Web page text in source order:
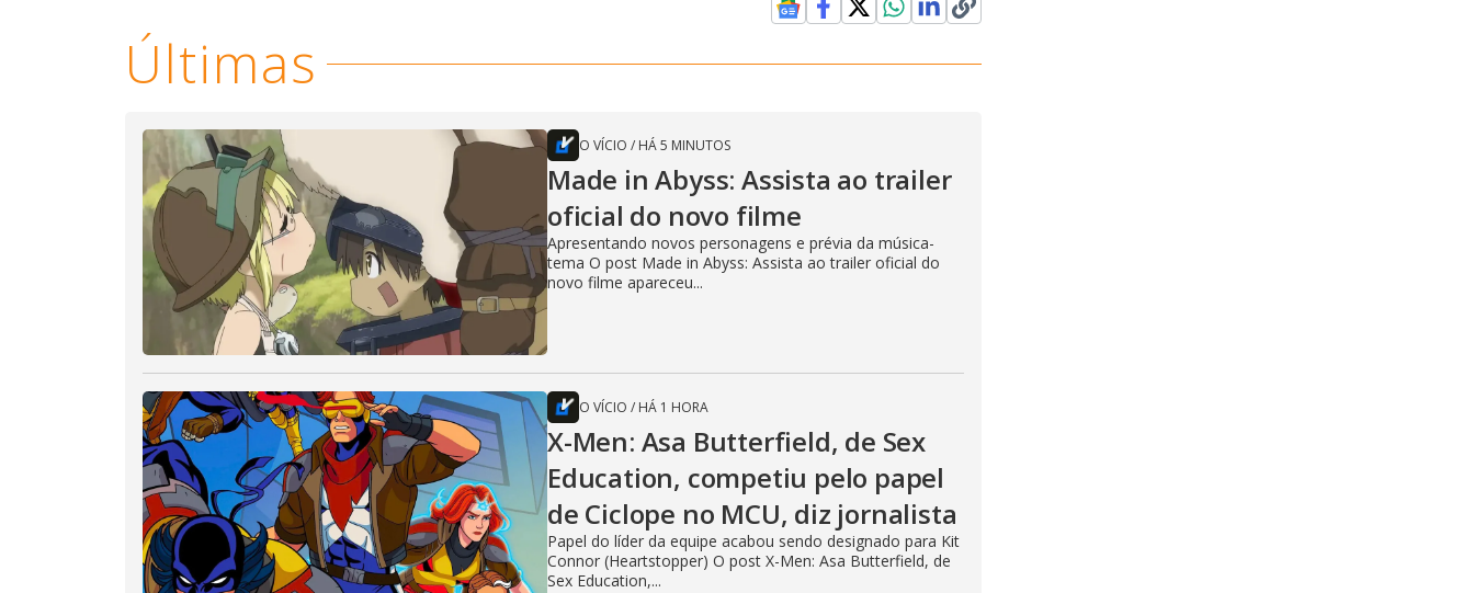
Últimas
O VÍCIO / HÁ 5 MINUTOS
Made in Abyss: Assista ao trailer
oficial do novo filme
Apresentando novos personagens e prévia da música-
tema O post Made in Abyss: Assista ao trailer oficial do
novo filme apareceu...
O VÍCIO / HÁ 1 HORA
X-Men: Asa Butterfield, de Sex
Education, competiu pelo papel
de Ciclope no MCU, diz jornalista
Papel do líder da equipe acabou sendo designado para Kit
Connor (Heartstopper) O post X-Men: Asa Butterfield, de
Sex Education,...